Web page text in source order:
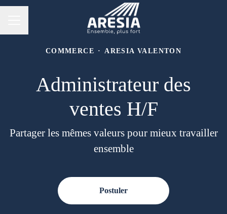
COMMERCE · ARESIA VALENTON
Administrateur des
ventes H/F
Partager les mêmes valeurs pour mieux travailler
ensemble
Postuler